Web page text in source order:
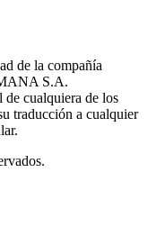
de la compañía
S.A.
de cualquiera de los
traducción a cualquier